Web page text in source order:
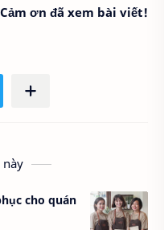
Cảm ơn đã xem bài viết!
này
cho quán